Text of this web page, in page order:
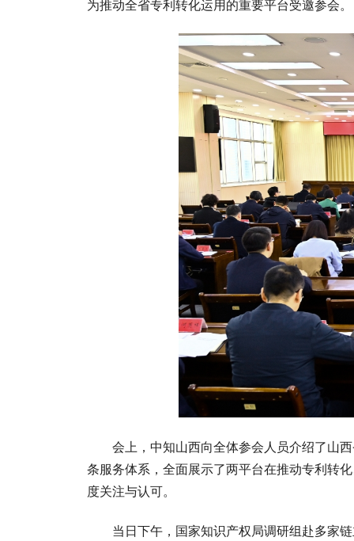
为推动全省专利转化运用的重要平台受邀参会。
会上，中知山西向全体参会人员介绍了山
条服务体系，全面展示了两平台在推动专利转
度关注与认可。
当日下午，国家知识产权局调研组赴多家